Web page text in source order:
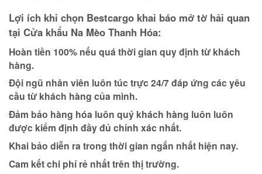
Lợi ích khi chọn Bestcargo khai báo mở tờ hải quan
tại Cửa khẩu Na Mèo Thanh Hóa:
Hoàn tiền 100% nếu quá thời gian quy định từ khách
hàng.
Đội ngũ nhân viên luôn túc trực 24/7 đáp ứng các yêu
cầu từ khách hàng của mình.
Đảm bảo hàng hóa luôn quý khách hàng luôn luôn
được kiểm định đầy đủ chính xác nhất.
Khai bảo diễn ra trong thời gian ngắn nhất hiện nay.
Cam kết chi phí rẻ nhất trên thị trường.